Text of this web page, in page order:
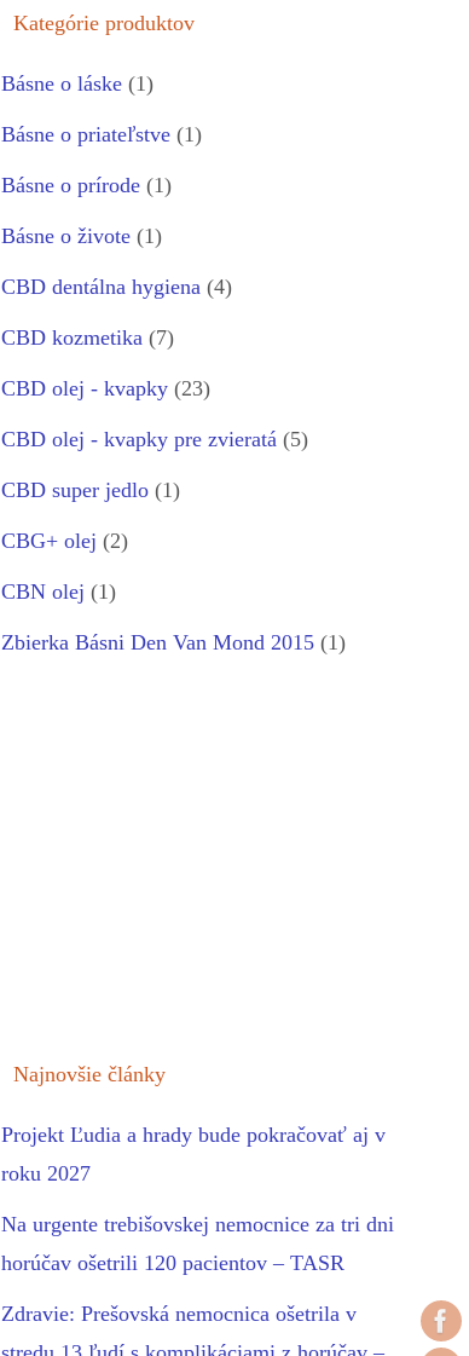
Kategórie produktov
Básne o láske (1)
Básne o priateľstve (1)
Básne o prírode (1)
Básne o živote (1)
CBD dentálna hygiena (4)
CBD kozmetika (7)
CBD olej - kvapky (23)
CBD olej - kvapky pre zvieratá (5)
CBD super jedlo (1)
CBG+ olej (2)
CBN olej (1)
Zbierka Básni Den Van Mond 2015 (1)
Najnovšie články
Projekt Ľudia a hrady bude pokračovať aj v
roku 2027
Na urgente trebišovskej nemocnice za tri dni
horúčav ošetrili 120 pacientov – TASR
Zdravie: Prešovská nemocnica ošetrila v